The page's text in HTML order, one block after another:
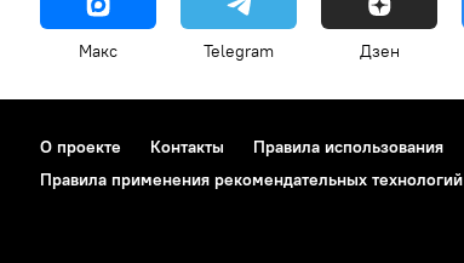
Макс Telegram Дзен
О проекте Контакты Правила использования
Правила применения рекомендательных технологий